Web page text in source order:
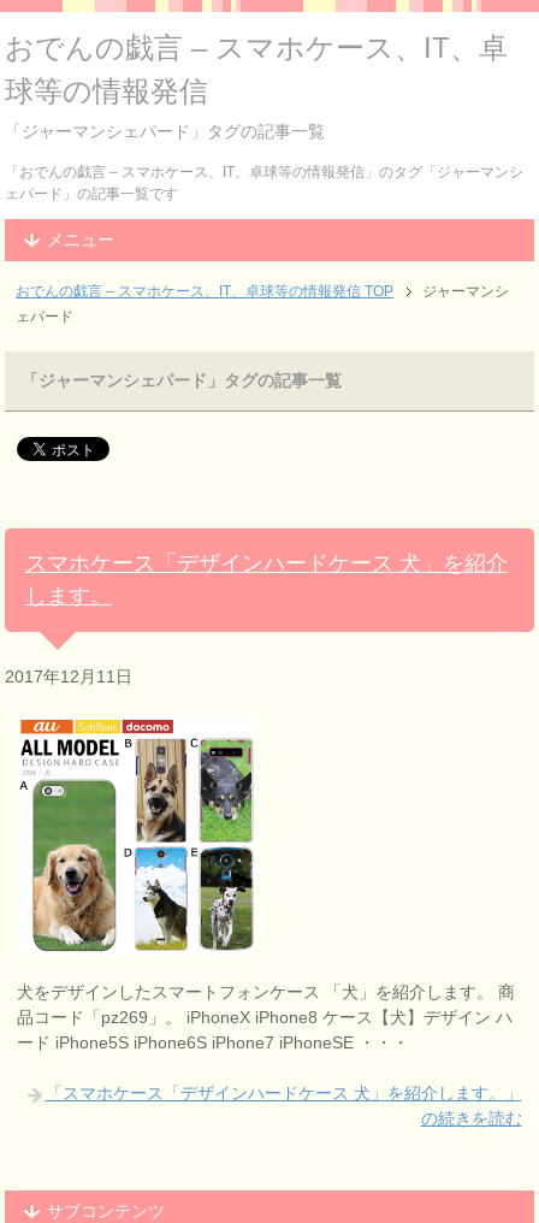
おでんの戯言 – スマホケース、IT、卓
球等の情報発信
「ジャーマンシェパード」タグの記事一覧
「おでんの戯言 – スマホケース、IT、卓球等の情報発信」のタグ「ジャーマンシ
ェパード」の記事一覧です
メニュー
おでんの戯言 – スマホケース、IT、卓球等の情報発信 TOP
ジャーマンシ
ェパード
「ジャーマンシェパード」タグの記事一覧
スマホケース「デザインハードケース 犬」を紹介
します。
2017年12月11日
犬をデザインしたスマートフォンケース 「犬」を紹介します。 商
品コード「pz269」。 iPhoneX iPhone8 ケース【犬】デザイン ハ
ード iPhone5S iPhone6S iPhone7 iPhoneSE ・・・
「スマホケース「デザインハードケース 犬」を紹介します。」
の続きを読む
サブコンテンツ